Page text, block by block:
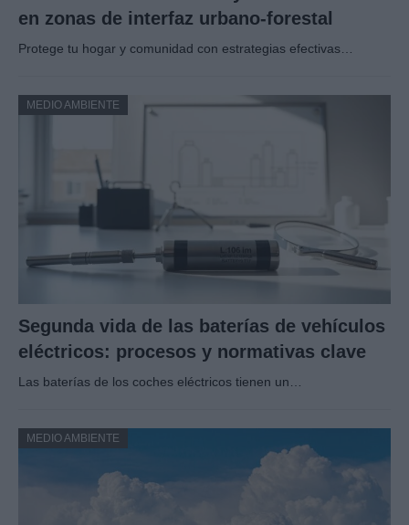
en zonas de interfaz urbano-forestal
Protege tu hogar y comunidad con estrategias efectivas…
MEDIO AMBIENTE
Segunda vida de las baterías de vehículos
eléctricos: procesos y normativas clave
Las baterías de los coches eléctricos tienen un…
MEDIO AMBIENTE